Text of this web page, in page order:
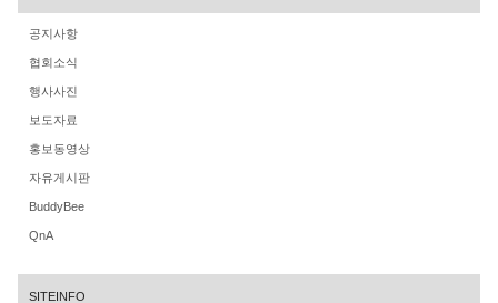
공지사항
협회소식
행사사진
보도자료
홍보동영상
자유게시판
BuddyBee
QnA
SITEINFO